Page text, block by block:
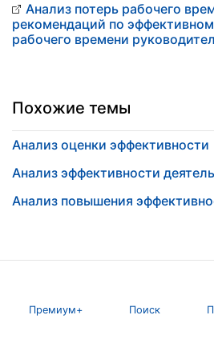
Анализ потерь рабочего
рекомендаций по
рабочего времени
Похожие темы
Анализ оценки эффективности
Анализ эффективности
Анализ повышения
Премиум+ Поиск